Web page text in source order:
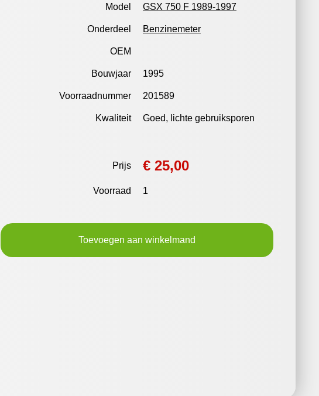
Model GSX 750 F 1989-1997
Onderdeel Benzinemeter
OEM
Bouwjaar 1995
Voorraadnummer 201589
Kwaliteit Goed, lichte gebruiksporen
Prijs € 25,00
Voorraad 1
Toevoegen aan winkelmand